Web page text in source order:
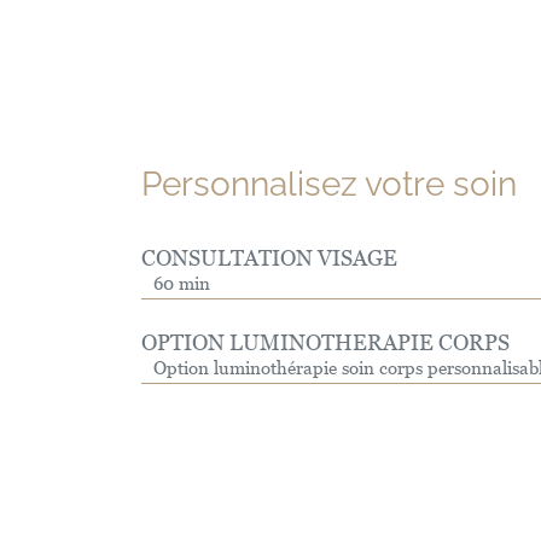
Personnalisez votre soin
CONSULTATION VISAGE
60 min
OPTION LUMINOTHERAPIE CORPS
Option luminothérapie soin corps